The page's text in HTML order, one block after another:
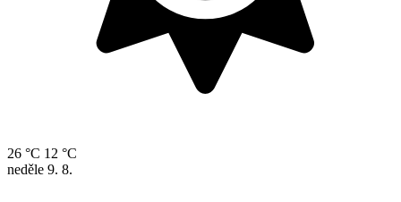
26 °C 12 °C
neděle 9. 8.